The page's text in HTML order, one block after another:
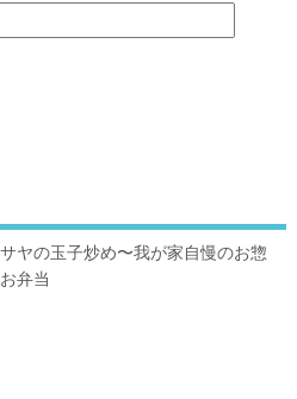
ヤの玉子炒め〜我が家自慢のお惣
弁当